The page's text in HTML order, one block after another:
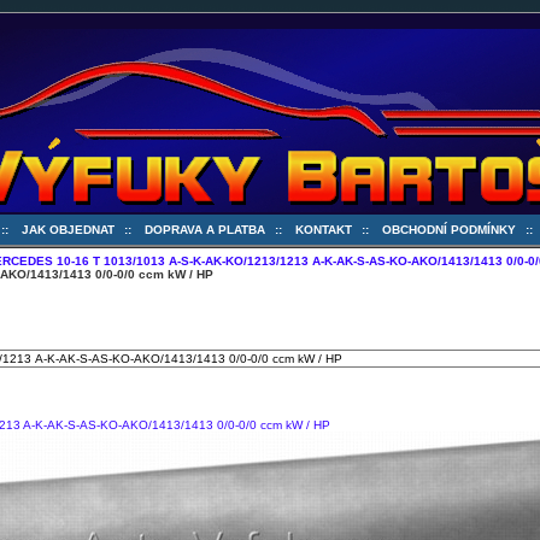
JAK OBJEDNAT :: DOPRAVA A PLATBA :: KONTAKT :: OBCHODNÍ PODMÍNKY ::
10-16 T 1013/1013 A-S-K-AK-KO/1213/1213 A-K-AK-S-AS-KO-AKO/1413/1413 0/0-
1413/1413 0/0-0/0 ccm kW / HP
A-K-AK-S-AS-KO-AKO/1413/1413 0/0-0/0 ccm kW / HP